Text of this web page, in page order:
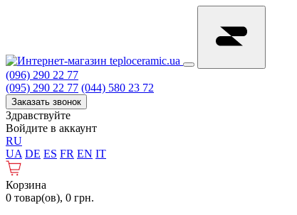
(096) 290 22 77
(095) 290 22 77 (044) 580 23 72
Заказать звонок
Здравствуйте
Войдите в аккаунт
RU
UA DE ES FR EN IT
Корзина
0 товар(ов), 0 грн.